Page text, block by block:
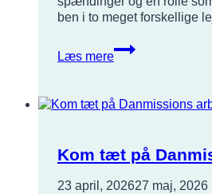
ben i to meget forskellige
Læs mere
Fra
flygtningebarn
Kom tæt på
23 april, 202627 maj, 2026